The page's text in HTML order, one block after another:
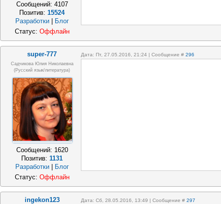
Сообщений: 4107
Позитив:15524
Разработки
Блог
Статус: Оффлайн
super-777 Дата: Пт, 27.05.2016, 21:24 | Сообщение # 296
Садчикова Юлия Николаевна
(русский язык/литература)
Сообщений: 1620
Позитив:1131
Разработки
Блог
Статус: Оффлайн
ingekon123 Дата: Сб, 28.05.2016, 13:49 | Сообщение # 297